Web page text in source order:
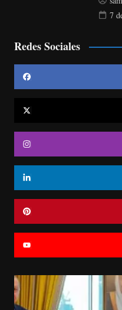
7
Redes Sociales